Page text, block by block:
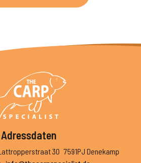
Adressdaten
30 7591PJ Denekamp